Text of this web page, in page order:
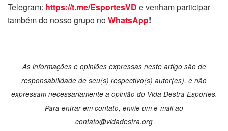
Telegram: https://t.me/EsportesVD e venham participar
também do nosso grupo noWhatsApp!
As informações e opiniões expressas neste artigo são de
responsabilidade de seu(s) respectivo(s) autor(es), e não
expressam necessariamente a opinião do Vida Destra Esportes.
Para entrar em contato, envie um e-mail ao
contato@vidadestra.org